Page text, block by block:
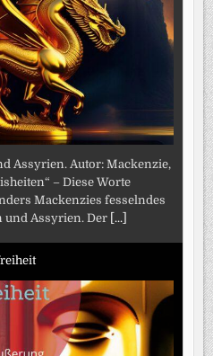
Assyrien. Autor: Mackenzie,
– Diese Worte
Mackenzies fesselndes
und Assyrien. Der [...]